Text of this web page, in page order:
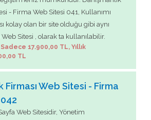
- Firma Web Sitesi 041, Kullanımı
kolay olan bir site olduğu gibi aynı
Sitesi , olarak ta kullanılabilir.
17.900,00 TL, Yıllık
TL
Firması Web Sitesi - Firma
Web Sitesidir, Yönetim